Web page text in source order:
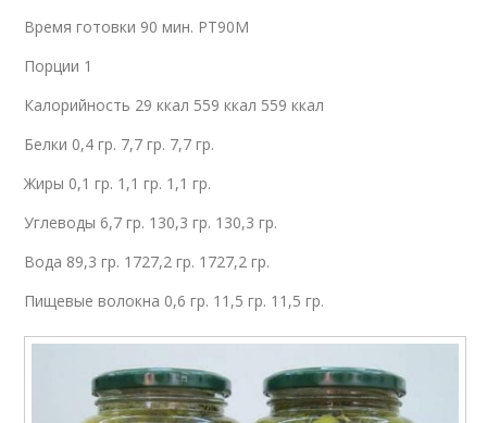
Время готовки 90 мин. PT90M
Порции 1
Калорийность 29 ккал 559 ккал 559 ккал
Белки 0,4 гр. 7,7 гр. 7,7 гр.
Жиры 0,1 гр. 1,1 гр. 1,1 гр.
Углеводы 6,7 гр. 130,3 гр. 130,3 гр.
Вода 89,3 гр. 1727,2 гр. 1727,2 гр.
Пищевые волокна 0,6 гр. 11,5 гр. 11,5 гр.